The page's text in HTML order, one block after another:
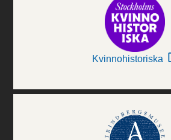
Kvinnohistoriska